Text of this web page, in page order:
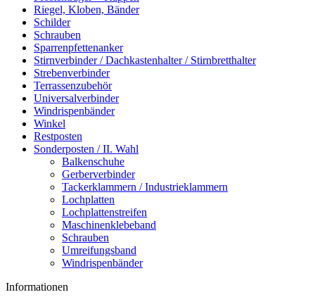
Riegel, Kloben, Bänder
Schilder
Schrauben
Sparrenpfettenanker
Stirnverbinder / Dachkastenhalter / Stirnbretthalter
Strebenverbinder
Terrassenzubehör
Universalverbinder
Windrispenbänder
Winkel
Restposten
Sonderposten / II. Wahl
Balkenschuhe
Gerberverbinder
Tackerklammern / Industrieklammern
Lochplatten
Lochplattenstreifen
Maschinenklebeband
Schrauben
Umreifungsband
Windrispenbänder
Informationen